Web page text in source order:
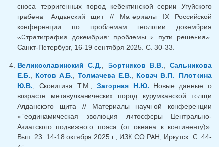
сноса терригенных пород кебектинской серии Угуйского
грабена, Алданский щит // Материалы IХ Российской
конференции по проблемам геологии докембрия
«Стратиграфия докембрия: проблемы и пути решения».
Санкт-Петербург, 16-19 сентября 2025. С. 30-33.
Великославинский С.Д. Бортников В.В.
Сальникова
Е.Б.
Котов А.Б. Толмачева Е.В. Ковач В.П.
Плоткина
Ю.В. , Сковитина Т.М.,Загорная Н.Ю. Новые данные о
возрасте метавулканических пород курумканской толщи
Алданского щита // Материалы научной конференции
«Геодинамическая эволюция литосферы Центрально-
Азиатского подвижного пояса (от океана к континенту)».
Вып. 23. 14-18 октября 2025 г., ИЗК СО РАН, Иркутск. С. 44-